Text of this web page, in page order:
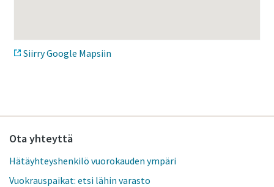
Siirry Google Mapsiin
Ota yhteyttä
Hätäyhteyshenkilö vuorokauden ympäri
Vuokrauspaikat: etsi lähin varasto